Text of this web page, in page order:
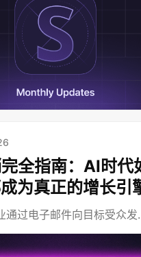
全指南：AI时代
为真正的增长引
通过电子邮件向目标受众